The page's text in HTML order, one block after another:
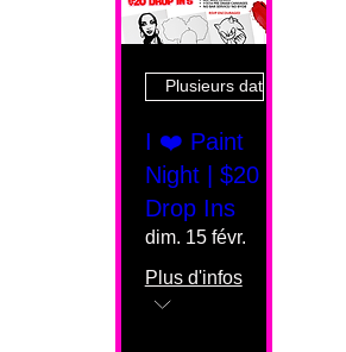
Plusieurs dates
I ❤️ Paint
Night | $20
Drop Ins
dim. 15 févr.
Plus d'infos